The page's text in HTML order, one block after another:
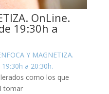
OnLine.
19:30h a
Y MAGNETIZA.
a 20:30h.
como los que
tomar